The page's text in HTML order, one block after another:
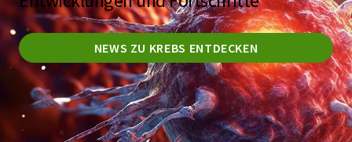
NEWS ZU KREBS ENTDECKEN